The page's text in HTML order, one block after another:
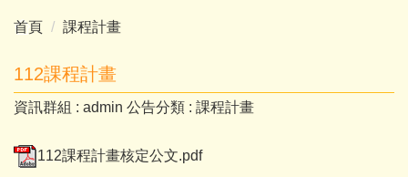
首頁 課程計畫
112課程計畫
資訊群組 : admin 公告分類 : 課程計畫
112課程計畫核定公文.pdf